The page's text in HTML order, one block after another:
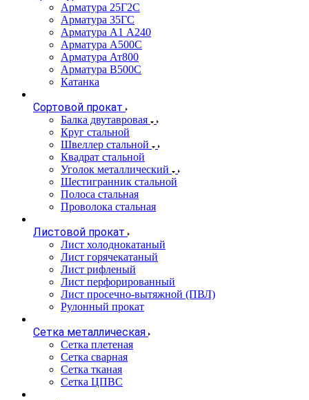
Арматура 25Г2С
Арматура 35ГС
Арматура А1 А240
Арматура А500С
Арматура Ат800
Арматура В500С
Катанка
Сортовой прокат
Балка двутавровая
Круг стальной
Швеллер стальной
Квадрат стальной
Уголок металлический
Шестигранник стальной
Полоса стальная
Проволока стальная
Листовой прокат
Лист холоднокатаный
Лист горячекатаный
Лист рифленый
Лист перфорированный
Лист просечно-вытяжной (ПВЛ)
Рулонный прокат
Сетка металлическая
Сетка плетеная
Сетка сварная
Сетка тканая
Сетка ЦПВС